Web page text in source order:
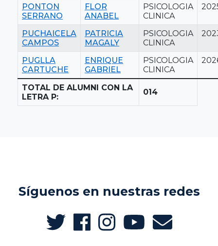
PONTON
SERRANO
FLOR
ANABEL
PSICOLOGIA
CLINICA
PUCHAICELA
CAMPOS
PATRICIA
MAGALY
PSICOLOGIA
CLINICA
PUGLLA
CARTUCHE
ENRIQUE
GABRIEL
PSICOLOGIA
CLINICA
TOTAL DE ALUMNI CON LA
LETRA P:
014
Síguenos en nuestras redes